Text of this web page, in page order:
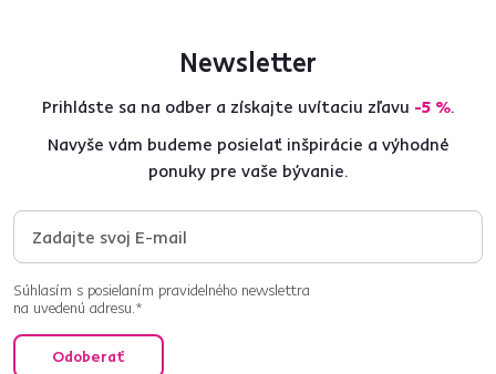
Newsletter
Prihláste sa na odber a získajte uvítaciu zľavu -5 %.
Navyše vám budeme posielať inšpirácie a výhodné
ponuky pre vaše bývanie.
Súhlasím s posielaním pravidelného newslettra
na uvedenú adresu.*
Odoberať